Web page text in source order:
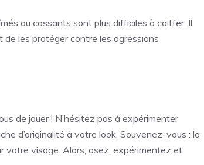
ou cassants sont plus difficiles à coiffer. Il
les protéger contre les agressions
de jouer ! N’hésitez pas à expérimenter
d’originalité à votre look. Souvenez-vous : la
votre visage. Alors, osez, expérimentez et